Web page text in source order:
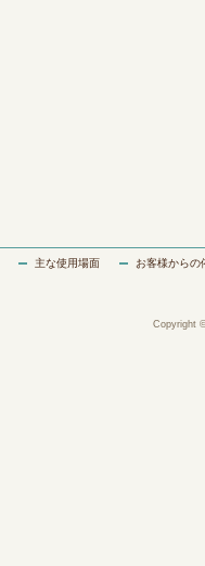
主な使用場面
お客様からの
Copyright